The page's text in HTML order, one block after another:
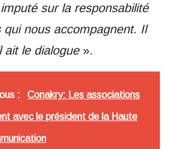
sur la responsabilité
qui nous accompagnent. Il
ait le dialogue».
: Conakry: Les associations
avec le président de la Haute